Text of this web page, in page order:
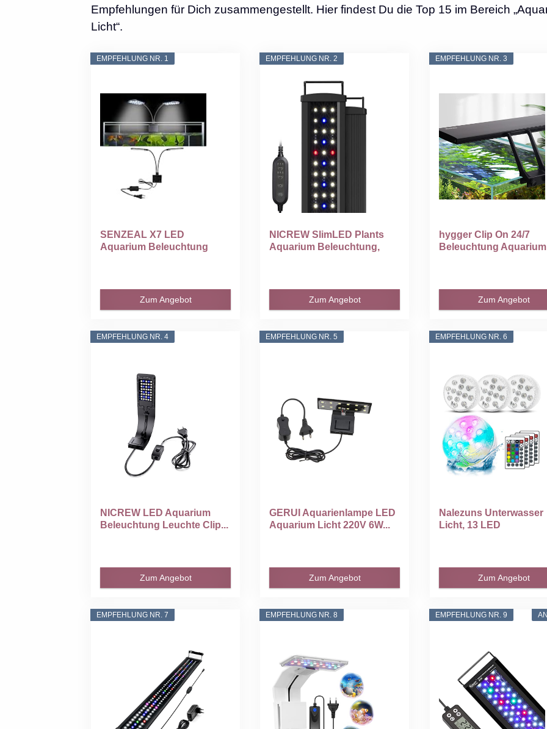
Empfehlungen für Dich zusammengestellt. Hier findest Du die Top 15 im Bereich
Licht“.
EMPFEHLUNG NR. 1
SENZEAL X7 LED
Aquarium Beleuchtung
Zum Angebot
EMPFEHLUNG NR. 2
NICREW SlimLED Plants
Aquarium Beleuchtung,
Zum Angebot
EMPFEHLUNG NR. 3
hygger Clip On 24/7
Beleuchtung
Zum Angebot
EMPFEHLUNG NR. 4
NICREW LED Aquarium
Beleuchtung Leuchte Clip...
Zum Angebot
EMPFEHLUNG NR. 5
GERUI Aquarienlampe LED
Aquarium Licht 220V 6W...
Zum Angebot
EMPFEHLUNG NR. 6
Nalezuns Unterwasser
Licht, 13 LED
Zum Angebot
EMPFEHLUNG NR. 7 EMPFEHLUNG NR. 8 EMPFEHLUNG NR. 9